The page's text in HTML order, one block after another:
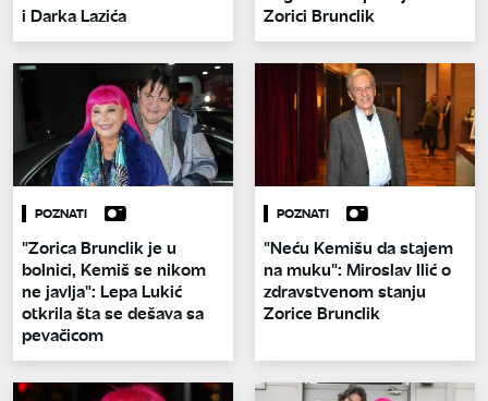
i Darka Lazića
Zorici Brunclik
POZNATI
"Zorica Brunclik je u
bolnici, Kemiš se nikom
ne javlja": Lepa Lukić
otkrila šta se dešava sa
pevačicom
POZNATI
"Neću Kemišu da stajem
na muku": Miroslav Ilić o
zdravstvenom stanju
Zorice Brunclik